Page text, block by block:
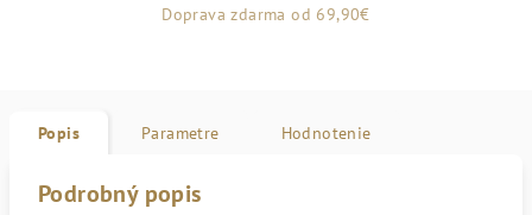
Doprava zdarma od 69,90€
Popis Parametre Hodnotenie
Podrobný popis